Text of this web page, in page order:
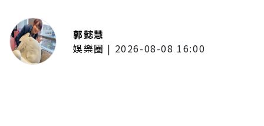
郭懿慧
娛樂圈 | 2026-08-08 16:00